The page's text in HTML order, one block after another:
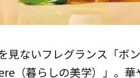
見ないフレグランス「ボ
（暮らしの美学）」。